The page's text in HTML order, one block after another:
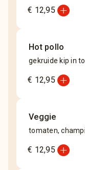
€ 12,95 add_circle
Hot pollo
gekruide kip in
€ 12,95 add_circle
Veggie
tomaten,
€ 12,95 add_circle